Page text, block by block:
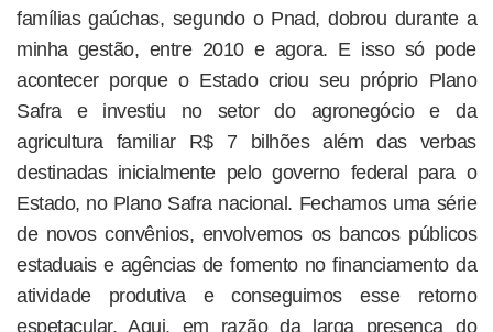
famílias gaúchas, segundo o Pnad, dobrou durante a
minha gestão, entre 2010 e agora. E isso só pode
acontecer porque o Estado criou seu próprio Plano
Safra e investiu no setor do agronegócio e da
agricultura familiar R$ 7 bilhões além das verbas
destinadas inicialmente pelo governo federal para o
Estado, no Plano Safra nacional. Fechamos uma série
de novos convênios, envolvemos os bancos públicos
estaduais e agências de fomento no financiamento da
atividade produtiva e conseguimos esse retorno
espetacular. Aqui, em razão da larga presença do